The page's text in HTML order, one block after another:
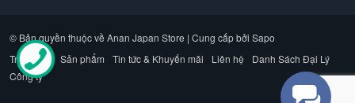
© Bản quyền thuộc về Anan Japan Store | Cung cấp bởi Sapo
Trang chủ Sản phẩm Tin tức & Khuyến mãi Liên hệ
Danh Sách Đại Lý
Công ty